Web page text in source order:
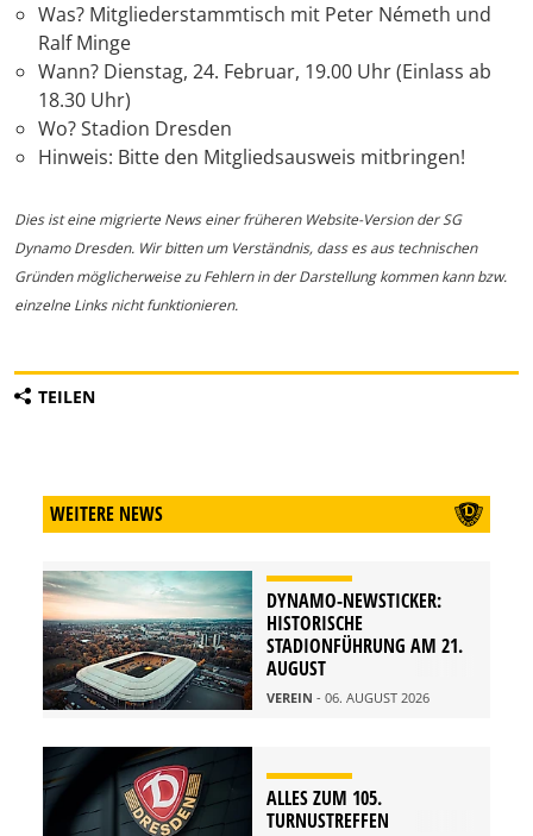
Was? Mitgliederstammtisch mit Peter Németh und
Ralf Minge
Wann? Dienstag, 24. Februar, 19.00 Uhr (Einlass ab
18.30 Uhr)
Wo? Stadion Dresden
Hinweis: Bitte den Mitgliedsausweis mitbringen!
Dies ist eine migrierte News einer früheren Website-Version der SG
Dynamo Dresden. Wir bitten um Verständnis, dass es aus technischen
Gründen möglicherweise zu Fehlern in der Darstellung kommen kann bzw.
einzelne Links nicht funktionieren.
TEILEN
WEITERE NEWS
DYNAMO-NEWSTICKER:
HISTORISCHE
STADIONFÜHRUNG AM 21.
AUGUST
VEREIN - 06. AUGUST 2026
ALLES ZUM 105.
TURNUSTREFFEN